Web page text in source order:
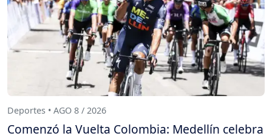
Deportes • AGO 8 / 2026
Comenzó la Vuelta Colombia: Medellín celebra